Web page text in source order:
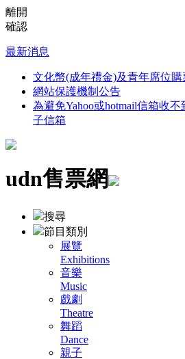
離開
確認
最新消息
文化幣(成年禮金)及青年席位購
網站保護機制公告
為避免Yahoo或hotmail信箱收
子信箱
udn售票網
搜尋
節目類別
展覽
Exhibitions
音樂
Music
戲劇
Theatre
舞蹈
Dance
親子